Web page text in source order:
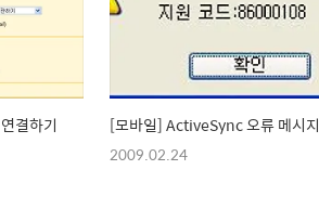
결하기 [모바일] ActiveSync 오류 메시지
2009.02.24